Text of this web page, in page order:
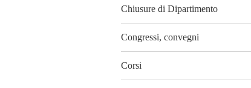
Chiusure di Dipartimento
Congressi, convegni
Corsi